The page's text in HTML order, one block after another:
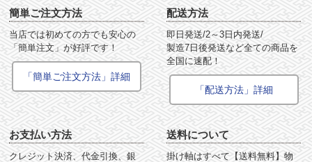
簡単ご注文方法
当店では初めての方でも安心の
「簡単注文」が好評です！
「簡単ご注文方法」詳細
配送方法
即日発送/2～3日内発送/
製造7日後発送など全ての商品を
全国に速配！
「配送方法」詳細
お支払い方法
クレジット決済、代金引換、銀
送料について
掛け軸はすべて【送料無料】物